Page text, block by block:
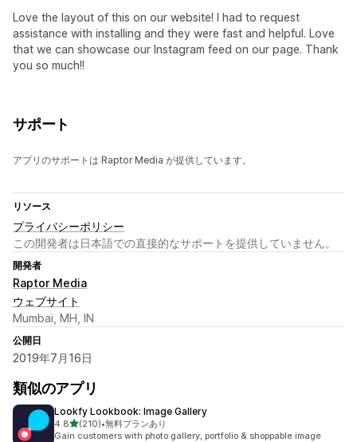
Love the layout of this on our website! I had to request
assistance with installing and they were fast and helpful. Love
that we can showcase our Instagram feed on our page. Thank
you so much!!
サポート
アプリのサポートは Raptor Media が提供しています。
リソース
プライバシーポリシー
この開発者は日本語での直接的なサポートを提供していません。
開発者
Raptor Media
ウェブサイト
Mumbai, MH, IN
公開日
2019年7月16日
類似のアプリ
Lookfy Lookbook: Image Gallery
4.85つ星中
(210)
合計レビュー数：210件
•無料プランあり
Gain customers with photo gallery, portfolio & shoppable image